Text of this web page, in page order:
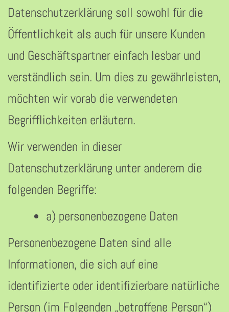
Datenschutzerklärung soll sowohl für die
Öffentlichkeit als auch für unsere Kunden
und Geschäftspartner einfach lesbar und
verständlich sein. Um dies zu gewährleisten,
möchten wir vorab die verwendeten
Begrifflichkeiten erläutern.
Wir verwenden in dieser
Datenschutzerklärung unter anderem die
folgenden Begriffe:
a) personenbezogene Daten
Personenbezogene Daten sind alle
Informationen, die sich auf eine
identifizierte oder identifizierbare natürliche
Person (im Folgenden „betroffene Person“)